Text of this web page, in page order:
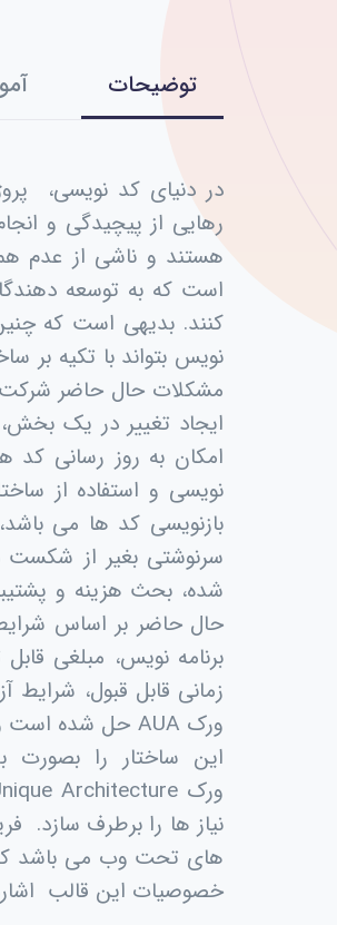
توضیحات
در دنیای کد نویسی،
رهایی از پیچیدگی و
هستند و ناشی از عدم
است که به توسعه
کنند. بدیهی است که چنین
نویس بتواند با تکیه بر
مشکلات حال حاضر شرکت
ایجاد تغییر در یک
امکان به روز رسانی کد
نویسی و استفاده از
بازنویسی کد ها می
سرنوشتی بغیر از شکست
شده، بحث هزینه و
حال حاضر بر اساس
برنامه نویس، مبلغی
زمانی قابل قبول،
ورک AUA حل شده است و
این ساختار را بصورت
ورک Architecture
نیاز ها را برطرف سازد.
های تحت وب می باشد که
خصوصیات این قالب